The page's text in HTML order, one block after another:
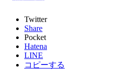
Twitter
Share
Pocket
Hatena
LINE
コピーする